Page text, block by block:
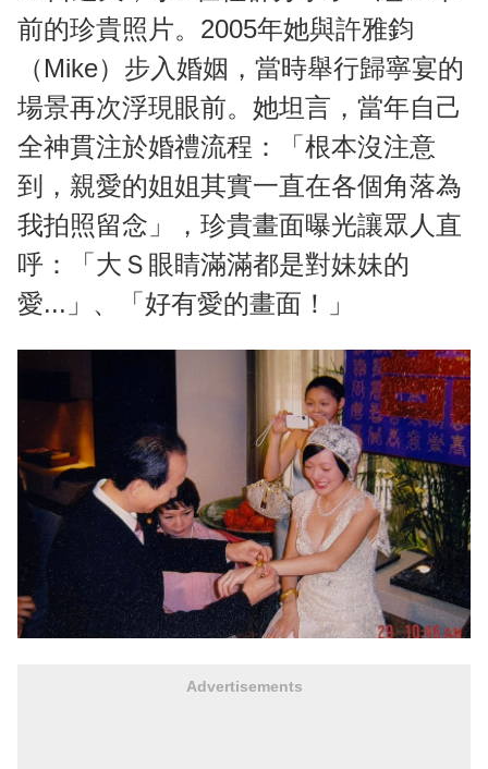
前的珍貴照片。2005年她與許雅鈞
（Mike）步入婚姻，當時舉行歸寧宴的
場景再次浮現眼前。她坦言，當年自己
全神貫注於婚禮流程：「根本沒注意
到，親愛的姐姐其實一直在各個角落為
我拍照留念」，珍貴畫面曝光讓眾人直
呼：「大Ｓ眼睛滿滿都是對妹妹的
愛...」、「好有愛的畫面！」
Advertisements